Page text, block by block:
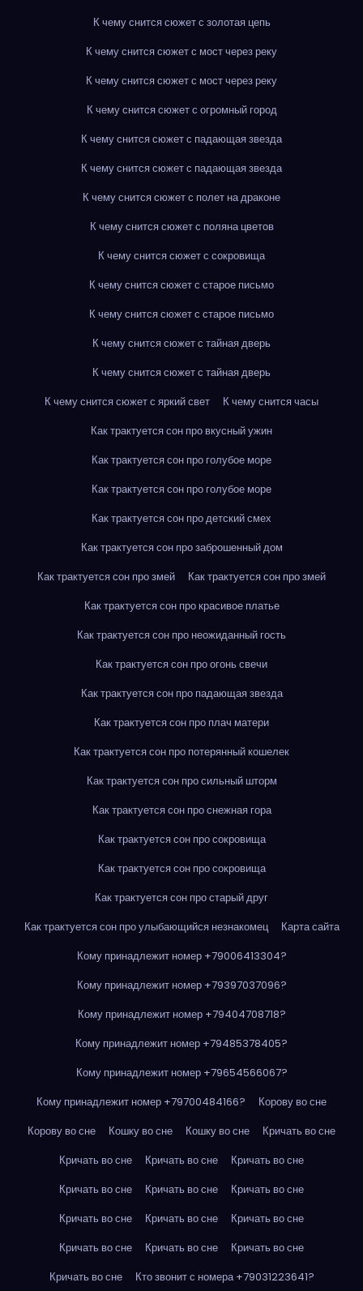
К чему снится сюжет с золотая цепь
К чему снится сюжет с мост через реку
К чему снится сюжет с мост через реку
К чему снится сюжет с огромный город
К чему снится сюжет с падающая звезда
К чему снится сюжет с падающая звезда
К чему снится сюжет с полет на драконе
К чему снится сюжет с поляна цветов
К чему снится сюжет с сокровища
К чему снится сюжет с старое письмо
К чему снится сюжет с старое письмо
К чему снится сюжет с тайная дверь
К чему снится сюжет с тайная дверь
К чему снится сюжет с яркий свет
К чему снится часы
Как трактуется сон про вкусный ужин
Как трактуется сон про голубое море
Как трактуется сон про голубое море
Как трактуется сон про детский смех
Как трактуется сон про заброшенный дом
Как трактуется сон про змей
Как трактуется сон про змей
Как трактуется сон про красивое платье
Как трактуется сон про неожиданный гость
Как трактуется сон про огонь свечи
Как трактуется сон про падающая звезда
Как трактуется сон про плач матери
Как трактуется сон про потерянный кошелек
Как трактуется сон про сильный шторм
Как трактуется сон про снежная гора
Как трактуется сон про сокровища
Как трактуется сон про сокровища
Как трактуется сон про старый друг
Как трактуется сон про улыбающийся незнакомец
Карта сайта
Кому принадлежит номер +79006413304?
Кому принадлежит номер +79397037096?
Кому принадлежит номер +79404708718?
Кому принадлежит номер +79485378405?
Кому принадлежит номер +79654566067?
Кому принадлежит номер +79700484166?
Корову во сне
Корову во сне
Кошку во сне Кошку во сне
Кричать во сне
Кричать во сне
Кричать во сне
Кричать во сне
Кричать во сне
Кричать во сне
Кричать во сне
Кричать во сне
Кричать во сне
Кричать во сне
Кричать во сне
Кричать во сне
Кричать во сне
Кричать во сне
Кто звонит с номера +79031223641?